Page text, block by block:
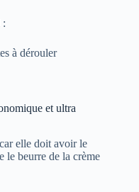
:
à dérouler
et ultra
elle doit avoir le
le beurre de la crème